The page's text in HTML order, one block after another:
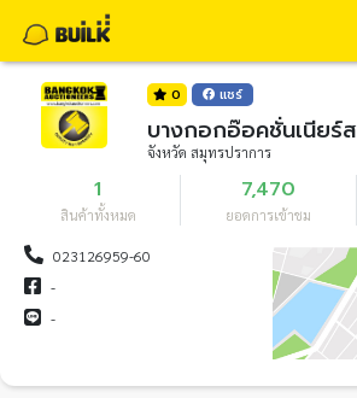
0 แชร์
บางกอกอ๊อคชั่นเนียร์ส
จังหวัด สมุทรปราการ
1
สินค้าทั้งหมด
7,470
ยอดการเข้าชม
023126959-60
-
-